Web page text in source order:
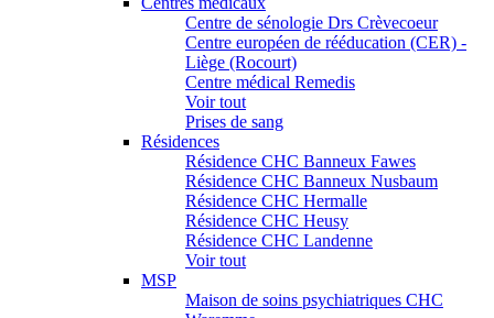
Centre de sénologie Drs Crèvecoeur
Centre européen de rééducation (CER) -
Liège (Rocourt)
Centre médical Remedis
Voir tout
Prises de sang
Résidences
Résidence CHC Banneux Fawes
Résidence CHC Banneux Nusbaum
Résidence CHC Hermalle
Résidence CHC Heusy
Résidence CHC Landenne
Voir tout
MSP
Maison de soins psychiatriques CHC